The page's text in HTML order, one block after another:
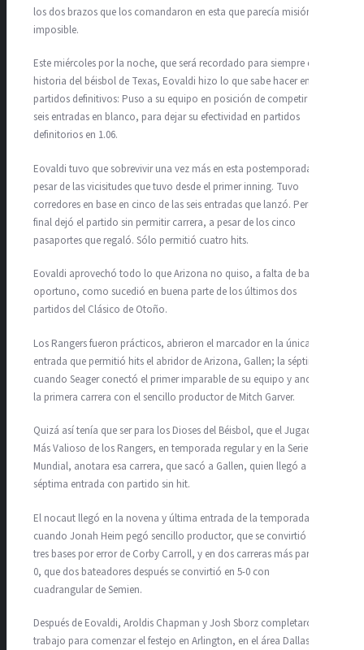
los dos brazos que los comandaron en esta que parecía misión
imposible.
Este miércoles por la noche, que será recordado para siempre en la
historia del béisbol de Texas, Eovaldi hizo lo que sabe hacer en
partidos definitivos: Puso a su equipo en posición de competir con
seis entradas en blanco, para dejar su efectividad en partidos
definitorios en 1.06.
Eovaldi tuvo que sobrevivir una vez más en esta postemporada, a
pesar de las vicisitudes que tuvo desde el primer inning. Tuvo
corredores en base en cinco de las seis entradas que lanzó. Pero a
final dejó el partido sin permitir carrera, a pesar de los cinco
pasaportes que regaló. Sólo permitió cuatro hits.
Eovaldi aprovechó todo lo que Arizona no quiso, a falta de bateo
oportuno, como sucedió en buena parte de los últimos dos
partidos del Clásico de Otoño.
Los Rangers fueron prácticos, abrieron el marcador en la única
entrada que permitió hits el abridor de Arizona, Gallen; la séptima,
cuando Seager conectó el primer imparable de su equipo y anotó
la primera carrera con el sencillo productor de Mitch Garver.
Quizá así tenía que ser para los Dioses del Béisbol, que el Jugador
Más Valioso de los Rangers, en temporada regular y en la Serie
Mundial, anotara esa carrera, que sacó a Gallen, quien llegó a esa
séptima entrada con partido sin hit.
El nocaut llegó en la novena y última entrada de la temporada
cuando Jonah Heim pegó sencillo productor, que se convirtió en
tres bases por error de Corby Carroll, y en dos carreras más para 3-
0, que dos bateadores después se convirtió en 5-0 con
cuadrangular de Semien.
Después de Eovaldi, Aroldis Chapman y Josh Sborz completaron el
trabajo para comenzar el festejo en Arlington, en el área Dallas-Fort